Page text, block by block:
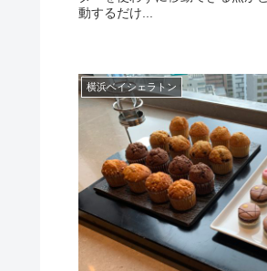
動するだけ...
横浜ベイシェラトン